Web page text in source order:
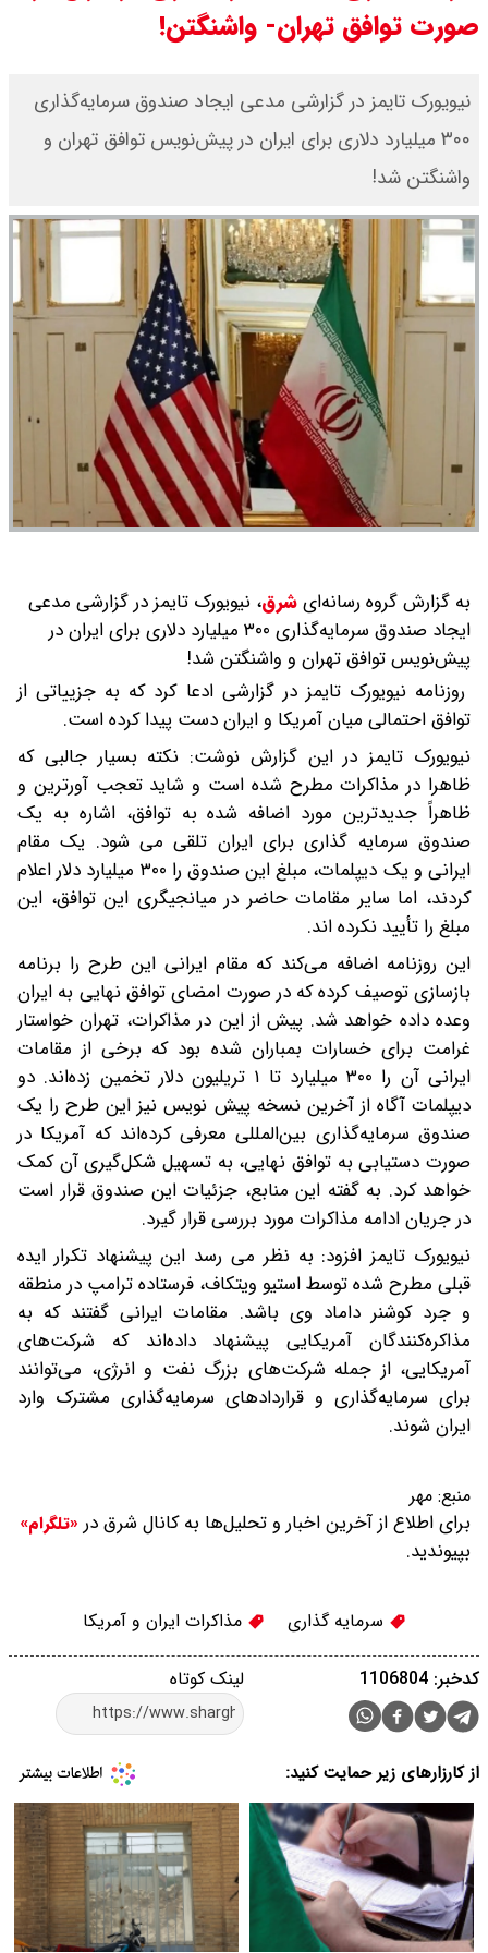
قیمت نفت امروز جمعه ۱۶ مرداد ۱۴۰۵
صورت توافق تهران- واشنگتن!
نیویورک تایمز در گزارشی مدعی ایجاد صندوق سرمایه‌گذاری
۳۰۰ میلیارد دلاری برای ایران در پیش‌نویس توافق تهران و
واشنگتن شد!
به گزارش گروه رسانه‌ایشرق، نیویورک تایمز در گزارشی مدعی
ایجاد صندوق سرمایه‌گذاری ۳۰۰ میلیارد دلاری برای ایران در
پیش‌نویس توافق تهران و واشنگتن شد!
روزنامه نیویورک تایمز در گزارشی ادعا کرد که به جزییاتی از
توافق احتمالی میان آمریکا و ایران دست پیدا کرده است.
نیویورک تایمز در این گزارش نوشت: نکته بسیار جالبی که
ظاهرا در مذاکرات مطرح شده است و شاید تعجب‌ آورترین و
ظاهراً جدیدترین مورد اضافه شده به توافق، اشاره به یک
صندوق سرمایه‌ گذاری برای ایران تلقی می شود. یک مقام
ایرانی و یک دیپلمات، مبلغ این صندوق را ۳۰۰ میلیارد دلار اعلام
کردند، اما سایر مقامات حاضر در میانجیگری این توافق، این
مبلغ را تأیید نکرده اند.
این روزنامه اضافه می‌کند که مقام ایرانی این طرح را برنامه
بازسازی توصیف کرده که در صورت امضای توافق نهایی به ایران
وعده داده خواهد شد. پیش از این در مذاکرات، تهران خواستار
غرامت برای خسارات بمباران شده بود که برخی از مقامات
ایرانی آن را ۳۰۰ میلیارد تا ۱ تریلیون دلار تخمین زده‌اند. دو
دیپلمات آگاه از آخرین نسخه پیش‌ نویس نیز این طرح را یک
صندوق سرمایه‌گذاری بین‌المللی معرفی کرده‌اند که آمریکا در
صورت دستیابی به توافق نهایی، به تسهیل شکل‌گیری آن کمک
خواهد کرد. به گفته این منابع، جزئیات این صندوق قرار است
در جریان ادامه مذاکرات مورد بررسی قرار گیرد.
نیویورک تایمز افزود: به نظر می‌ رسد این پیشنهاد تکرار ایده
قبلی مطرح شده توسط استیو ویتکاف، فرستاده ترامپ در منطقه
و جرد کوشنر داماد وی باشد. مقامات ایرانی گفتند که به
مذاکره‌کنندگان آمریکایی پیشنهاد داده‌اند که شرکت‌های
آمریکایی، از جمله شرکت‌های بزرگ نفت و انرژی، می‌توانند
برای سرمایه‌گذاری و قراردادهای سرمایه‌گذاری مشترک وارد
ایران شوند.
منبع: مهر
برای اطلاع از آخرین اخبار و تحلیل‌ها به کانال شرق در «تلگرام»
بپیوندید.
سرمایه گذاری مذاکرات ایران و آمریکا
لینک کوتاه کدخبر: 1106804
از کارزارهای زیر حمایت کنید: